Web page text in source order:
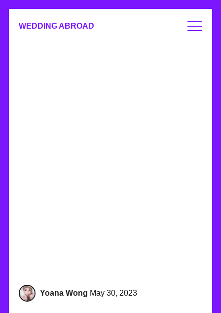
WEDDING ABROAD
Yoana Wong May 30, 2023